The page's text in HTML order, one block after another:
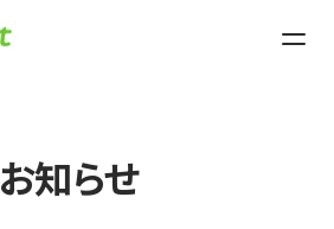
お知らせ